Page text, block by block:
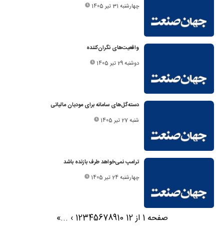
چهارشنبه 31 تیر 1405
واقعیت‌های نگران‌کننده
دوشنبه 29 تیر 1405
دسته‌گل‌های سامانه برای مودیان مالیاتی
شنبه 27 تیر 1405
ترامپ نمی‌خواهد طرف بازنده باشد
چهارشنبه 24 تیر 1405
صفحه 1 از 12 12345678910
›
...
»